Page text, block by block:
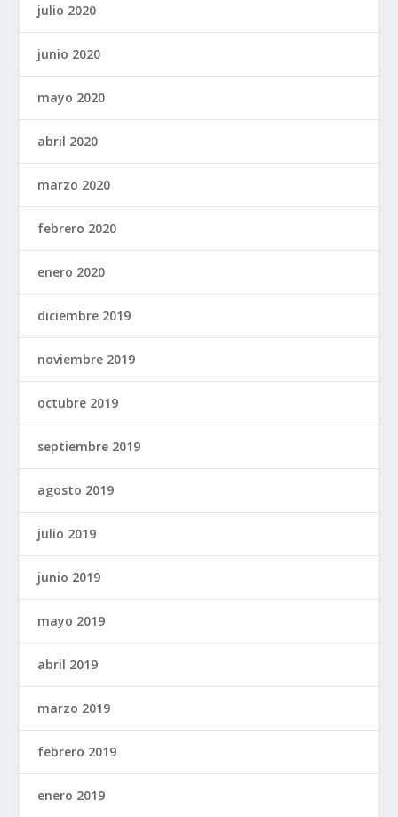
julio 2020
junio 2020
mayo 2020
abril 2020
marzo 2020
febrero 2020
enero 2020
diciembre 2019
noviembre 2019
octubre 2019
septiembre 2019
agosto 2019
julio 2019
junio 2019
mayo 2019
abril 2019
marzo 2019
febrero 2019
enero 2019